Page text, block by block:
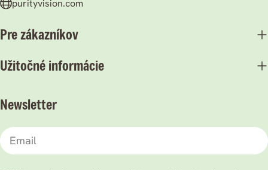
purityvision.com
Pre zákazníkov
Užitočné informácie
Newsletter
Email